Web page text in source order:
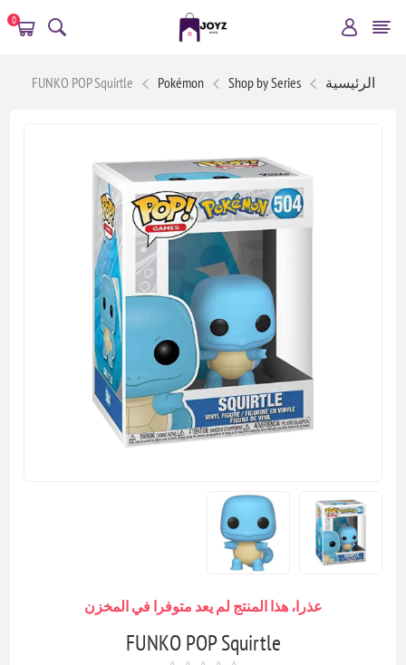
0
الرئيسية Shop by Series
Pokémon
FUNKO POP Squirtle
عذرا، هذا المنتج لم يعد متوفرا في المخزن
FUNKO POP Squirtle